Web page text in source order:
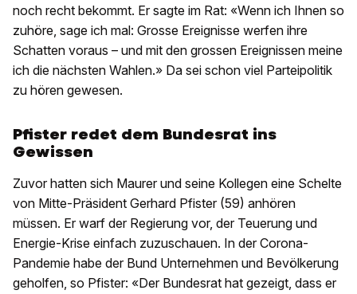
noch recht bekommt. Er sagte im Rat: «Wenn ich Ihnen so
zuhöre, sage ich mal: Grosse Ereignisse werfen ihre
Schatten voraus – und mit den grossen Ereignissen meine
ich die nächsten Wahlen.» Da sei schon viel Parteipolitik
zu hören gewesen.
Pfister redet dem Bundesrat ins
Gewissen
Zuvor hatten sich Maurer und seine Kollegen eine Schelte
von Mitte-Präsident Gerhard Pfister (59) anhören
müssen. Er warf der Regierung vor, der Teuerung und
Energie-Krise einfach zuzuschauen. In der Corona-
Pandemie habe der Bund Unternehmen und Bevölkerung
geholfen, so Pfister: «Der Bundesrat hat gezeigt, dass er